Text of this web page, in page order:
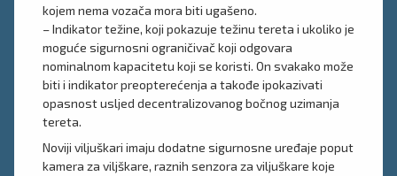
kojem nema vozača mora biti ugašeno.
– Indikator težine, koji pokazuje težinu tereta i ukoliko je
moguće sigurnosni ograničivač koji odgovara
nominalnom kapacitetu koji se koristi. On svakako može
biti i indikator preopterećenja a takođe ipokazivati
opasnost usljed decentralizovanog bočnog uzimanja
tereta.
Noviji viljuškari imaju dodatne sigurnosne uređaje poput
kamera za viljškare, raznih senzora za viljuškare koje